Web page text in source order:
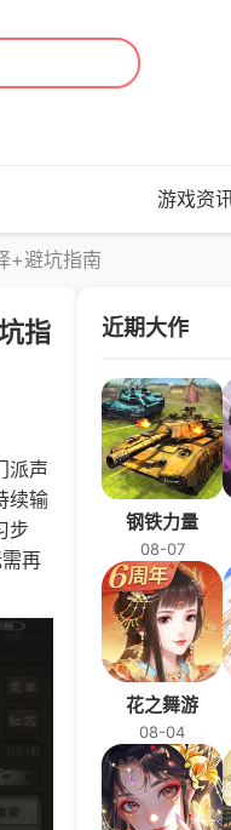
游戏资
+避坑指南
指
派声
续输
步
再
近期大作
钢铁力量
08-07
花之舞游
08-04